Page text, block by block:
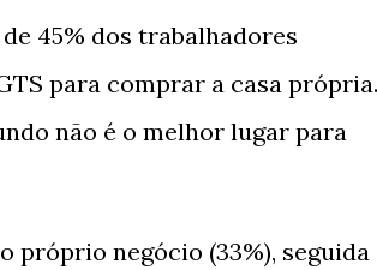
45% dos trabalhadores
para comprar a casa própria.
não é o melhor lugar para
próprio negócio (33%), seguida